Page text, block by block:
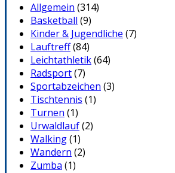
Allgemein (314)
Basketball (9)
Kinder & Jugendliche (7)
Lauftreff(84)
Leichtathletik(64)
Radsport(7)
Sportabzeichen (3)
Tischtennis (1)
Turnen (1)
Urwaldlauf(2)
Walking(1)
Wandern (2)
Zumba (1)